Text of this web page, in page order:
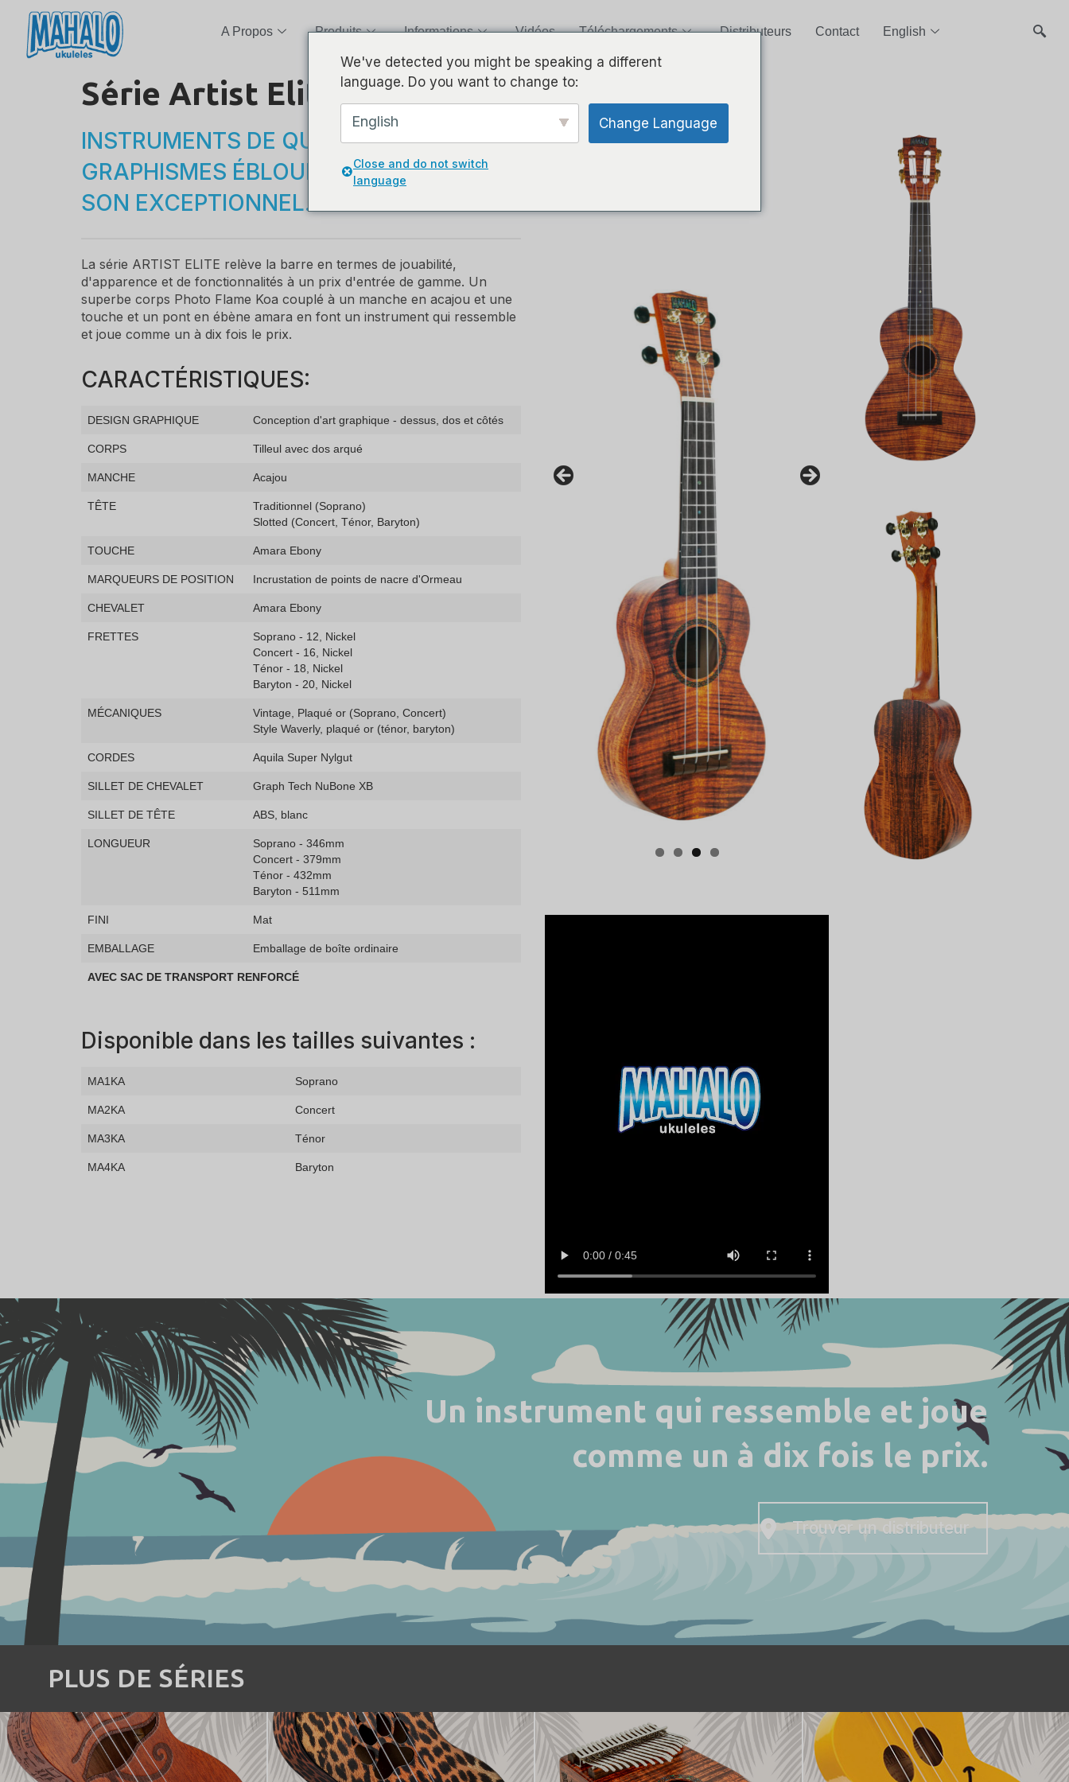
A Propos Produits Informations Vidéos Téléchargements Distributeurs Contact English
Série Artist Elite – Photo Flamme Koa
INSTRUMENTS DE QUALITÉ AVEC DES
GRAPHISMES ÉBLOUISSANTS ET UN
SON EXCEPTIONNEL.
La série ARTIST ELITE relève la barre en termes de jouabilité,
d'apparence et de fonctionnalités à un prix d'entrée de gamme. Un
superbe corps Photo Flame Koa couplé à un manche en acajou et une
touche et un pont en ébène amara en font un instrument qui ressemble
et joue comme un à dix fois le prix.
CARACTÉRISTIQUES:
DESIGN GRAPHIQUE Conception d'art graphique - dessus, dos et côtés
CORPS Tilleul avec dos arqué
MANCHE Acajou
TÊTE
Traditionnel (Soprano)
Slotted (Concert, Ténor, Baryton)
TOUCHE Amara Ebony
MARQUEURS DE POSITION Incrustation de points de nacre d'Ormeau
CHEVALET Amara Ebony
FRETTES
Soprano - 12, Nickel
Concert - 16, Nickel
Ténor - 18, Nickel
Baryton - 20, Nickel
MÉCANIQUES
Vintage, Plaqué or (Soprano, Concert)
Style Waverly, plaqué or (ténor, baryton)
CORDES Aquila Super Nylgut
SILLET DE CHEVALET Graph Tech NuBone XB
SILLET DE TÊTE ABS, blanc
LONGUEUR
Soprano - 346mm
Concert - 379mm
Ténor - 432mm
Baryton - 511mm
FINI Mat
EMBALLAGE Emballage de boîte ordinaire
AVEC SAC DE TRANSPORT RENFORCÉ
Disponible dans les tailles suivantes :
MA1KA Soprano
MA2KA Concert
MA3KA Ténor
MA4KA Baryton
Un instrument qui ressemble et joue
comme un à dix fois le prix.
Trouver un distributeur
PLUS DE SÉRIES
We've detected you might be speaking a different
language. Do you want to change to:
English Change Language
Close and do not switch
language